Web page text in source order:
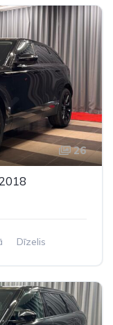
26
Dīzelis